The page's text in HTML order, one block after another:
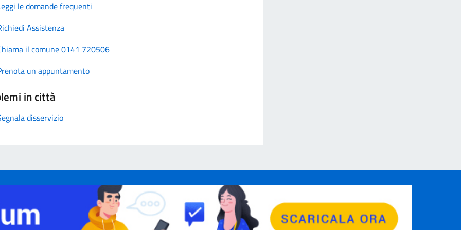
le domande frequenti
Assistenza
il comune 0141 720506
un appuntamento
in città
disservizio